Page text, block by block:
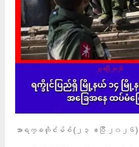
အာရက္ခတိုင်းမ်စ် (၂၃ ဧပြီ ၂၀၂၆)